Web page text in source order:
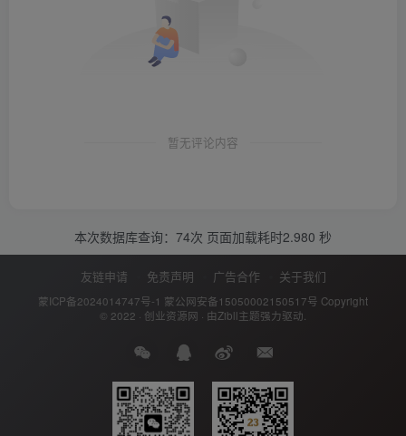
暂无评论内容
本次数据库查询：74次 页面加载耗时2.980 秒
友链申请 免责声明 广告合作 关于我们
蒙ICP备2024014747号-1 蒙公网安备15050002150517号 Copyright
© 2022 · 创业资源网 · 由Zibll主题强力驱动.